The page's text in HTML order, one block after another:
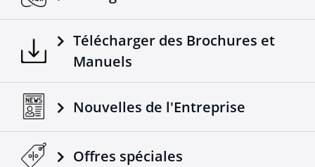
de sophistication pour votre 4x4.
Télécharger des Brochures et
Manuels
Nouvelles de l'Entreprise
Offres spéciales